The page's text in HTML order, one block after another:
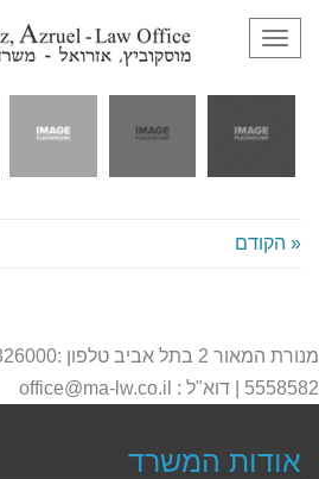
תפריט
הסמארטפון שלי
« הקודם
5558582 | דוא"ל : office@ma-lw.co.il
אודות המשרד